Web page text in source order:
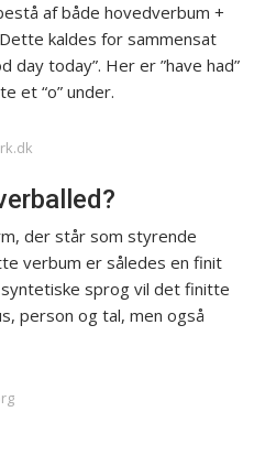
af både hovedverbum +
kaldes for sammensat
day today”. Her er ”have had”
et “o” under.
der står som styrende
verbum er således en finit
sprog vil det finitte
person og tal, men også